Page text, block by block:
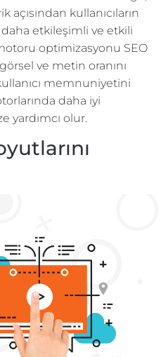
kullanıcıların
etkileşimli ve etkili
optimizasyonu SEO
ve metin oranını
memnuniyetini
daha iyi
yardımcı olur.